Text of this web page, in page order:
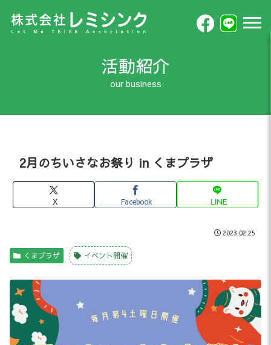
活動紹介
2月のちいさなお祭り in くまプラザ
X Facebook LINE
2023.02.25
くまプラザ イベント開催